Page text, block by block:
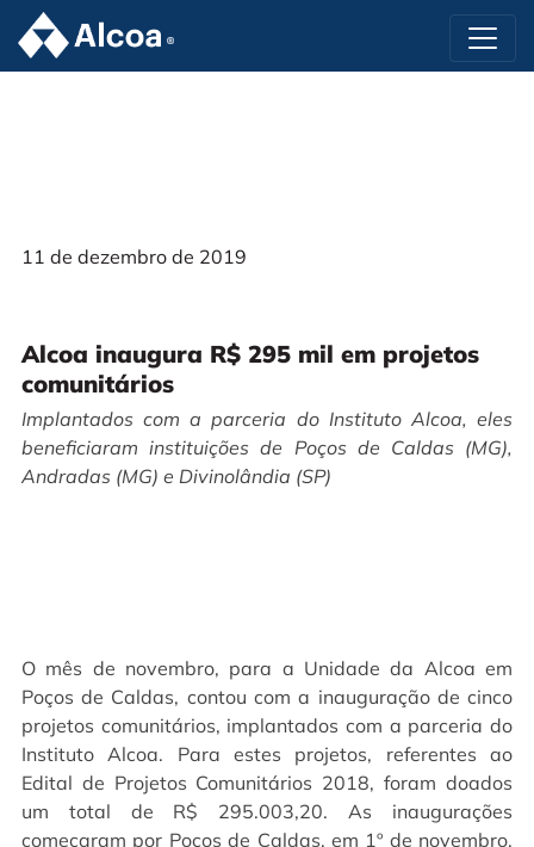
11 de dezembro de 2019
Alcoa inaugura R$ 295 mil em projetos
comunitários
Implantados com a parceria do Instituto Alcoa, eles
beneficiaram instituições de Poços de Caldas (MG),
Andradas (MG) e Divinolândia (SP)
O mês de novembro, para a Unidade da Alcoa em
Poços de Caldas, contou com a inauguração de cinco
projetos comunitários, implantados com a parceria do
Instituto Alcoa. Para estes projetos, referentes ao
Edital de Projetos Comunitários 2018, foram doados
um total de R$ 295.003,20. As inaugurações
começaram por Poços de Caldas, em 1º de novembro,